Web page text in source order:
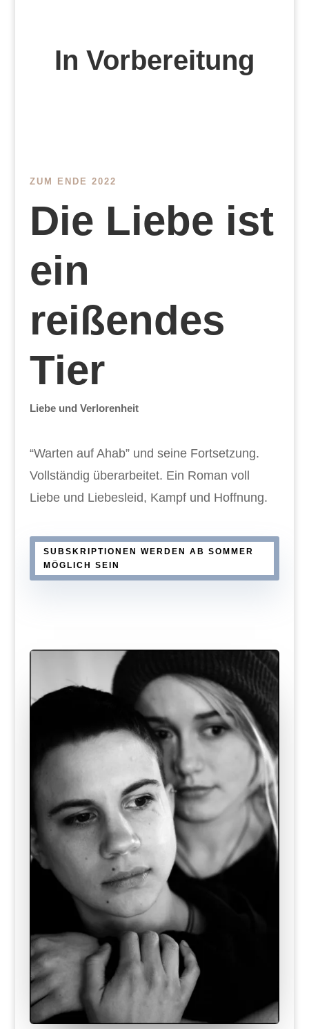
In Vorbereitung
ZUM ENDE 2022
Die Liebe ist
ein
reißendes
Tier
Liebe und Verlorenheit
“Warten auf Ahab” und seine Fortsetzung.
Vollständig überarbeitet. Ein Roman voll
Liebe und Liebesleid, Kampf und Hoffnung.
SUBSKRIPTIONEN WERDEN AB SOMMER
MÖGLICH SEIN